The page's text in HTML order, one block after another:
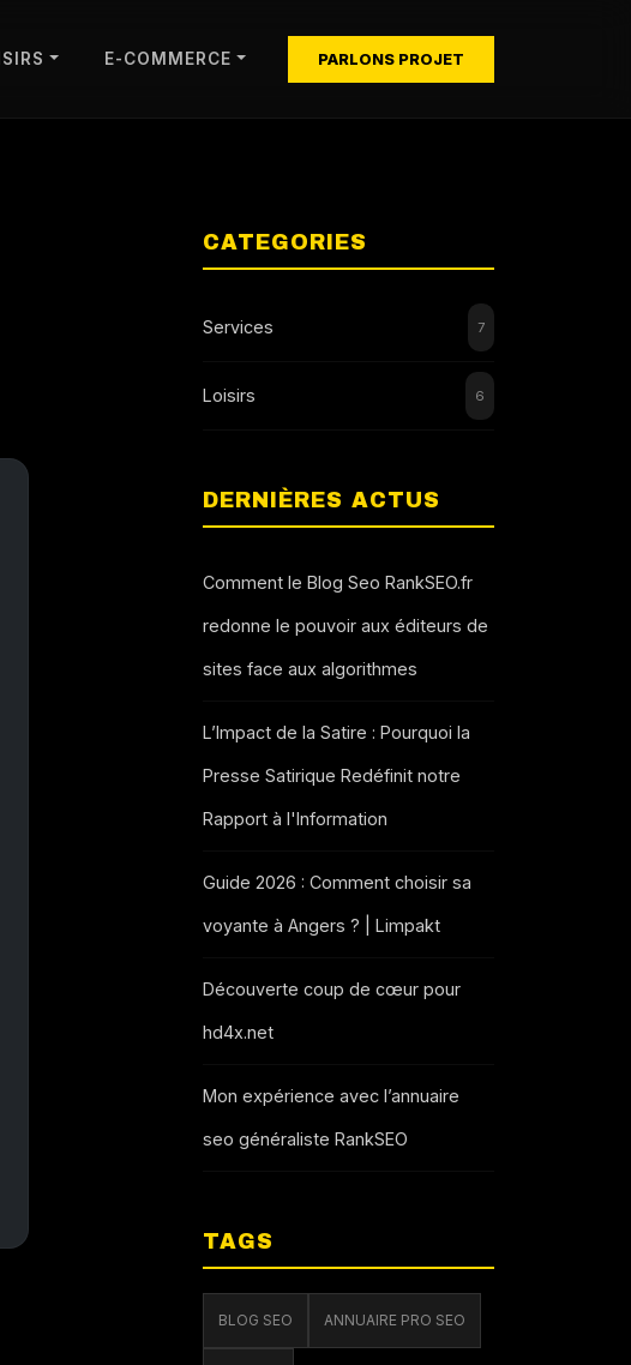
E-COMMERCE PARLONS PROJET
CATEGORIES
Services 7
Loisirs 6
DERNIÈRES ACTUS
Comment le Blog Seo RankSEO.fr
redonne le pouvoir aux éditeurs de
sites face aux algorithmes
L’Impact de la Satire : Pourquoi la
Presse Satirique Redéfinit notre
Rapport à l'Information
Guide 2026 : Comment choisir sa
voyante à Angers ? | Limpakt
Découverte coup de cœur pour
hd4x.net
Mon expérience avec l’annuaire
seo généraliste RankSEO
TAGS
BLOG SEO ANNUAIRE PRO SEO